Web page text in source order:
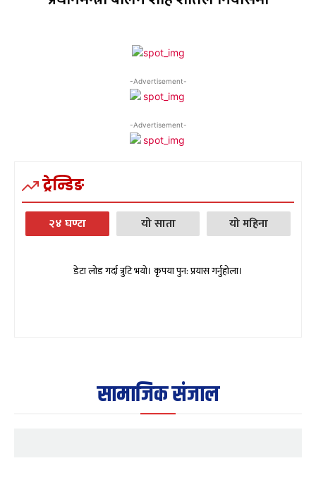
-Advertisement-
-Advertisement-
ट्रेन्डिङ
२४ घण्टा यो साता यो महिना
डेटा लोड गर्दा त्रुटि भयो। कृपया पुन: प्रयास गर्नुहोला।
सामाजिक संजाल